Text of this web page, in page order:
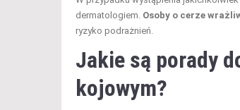
dermatologiem. Osoby o cerze
ryzyko podrażnień.
Jakie są porady
kojowym?